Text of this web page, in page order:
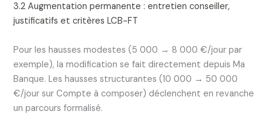
3.2 Augmentation permanente : entretien conseiller,
justificatifs et critères LCB-FT
Pour les hausses modestes (5 000 → 8 000 €/jour par
exemple), la modification se fait directement depuis Ma
Banque. Les hausses structurantes (10 000 → 50 000
€/jour sur Compte à composer) déclenchent en revanche
un parcours formalisé.